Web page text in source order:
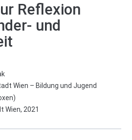
Reflexion
und
Wien – Bildung und Jugend
Wien, 2021